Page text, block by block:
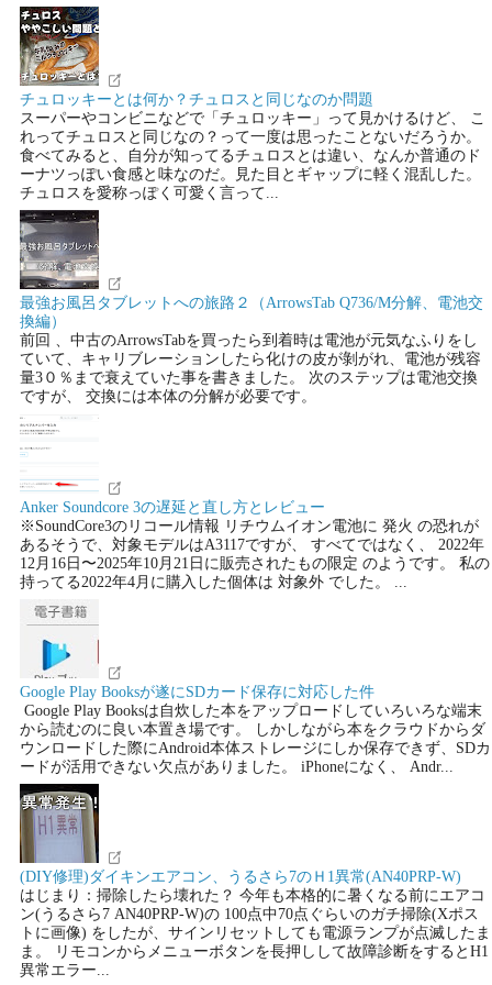
チュロッキーとは何か？チュロスと同じなのか問題
スーパーやコンビニなどで「チュロッキー」って見かけるけど、 こ
れってチュロスと同じなの？って一度は思ったことないだろうか。
食べてみると、自分が知ってるチュロスとは違い、なんか普通のド
ーナツっぽい食感と味なのだ。見た目とギャップに軽く混乱した。
チュロスを愛称っぽく可愛く言って...
最強お風呂タブレットへの旅路２（ArrowsTab Q736/M分解、電池交
換編）
前回 、中古のArrowsTabを買ったら到着時は電池が元気なふりをし
ていて、キャリブレーションしたら化けの皮が剝がれ、電池が残容
量3０％まで衰えていた事を書きました。 次のステップは電池交換
ですが、 交換には本体の分解が必要です。
Anker Soundcore 3の遅延と直し方とレビュー
※SoundCore3のリコール情報 リチウムイオン電池に 発火 の恐れが
あるそうで、対象モデルはA3117ですが、 すべてではなく、 2022年
12月16日〜2025年10月21日に販売されたもの限定 のようです。 私の
持ってる2022年4月に購入した個体は 対象外 でした。 ...
Google Play Booksが遂にSDカード保存に対応した件
Google Play Booksは自炊した本をアップロードしていろいろな端末
から読むのに良い本置き場です。 しかしながら本をクラウドからダ
ウンロードした際にAndroid本体ストレージにしか保存できず、SDカ
ードが活用できない欠点がありました。 iPhoneになく、 Andr...
(DIY修理)ダイキンエアコン、うるさら7のＨ1異常(AN40PRP-W)
はじまり：掃除したら壊れた？ 今年も本格的に暑くなる前にエアコ
ン(うるさら7 AN40PRP-W)の 100点中70点ぐらいのガチ掃除(Xポス
トに画像) をしたが、サインリセットしても電源ランプが点滅したま
ま。 リモコンからメニューボタンを長押しして故障診断をするとH1
異常エラー...